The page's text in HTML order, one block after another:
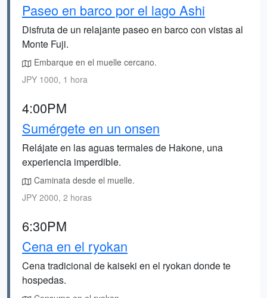
Paseo en barco por el lago Ashi
Disfruta de un relajante paseo en barco con vistas al
Monte Fuji.
Embarque en el muelle cercano.
JPY 1000, 1 hora
4:00PM
Sumérgete en un onsen
Relájate en las aguas termales de Hakone, una
experiencia imperdible.
Caminata desde el muelle.
JPY 2000, 2 horas
6:30PM
Cena en el ryokan
Cena tradicional de kaiseki en el ryokan donde te
hospedas.